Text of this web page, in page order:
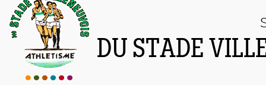
DU STADE